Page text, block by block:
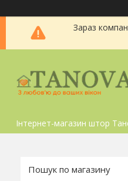
Зараз
Інтернет-магазин штор